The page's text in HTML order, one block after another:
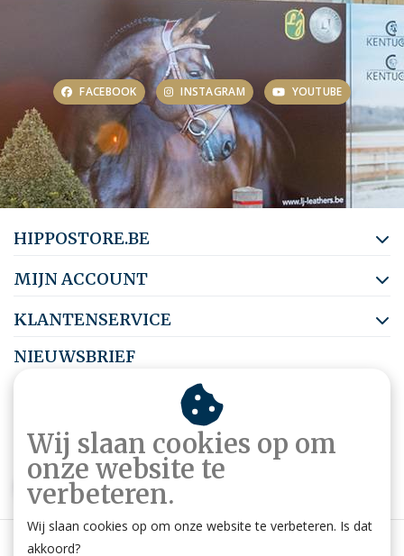
FACEBOOK INSTAGRAM YOUTUBE
HIPPOSTORE.BE
MIJN ACCOUNT
KLANTENSERVICE
NIEUWSBRIEF
Abonneer je op onze nieuwsbrief om op de hoogte te blijven.
ABONNEER
Wij slaan cookies op om
onze website te
verbeteren.
Wij slaan cookies op om onze website te verbeteren. Is dat
akkoord?